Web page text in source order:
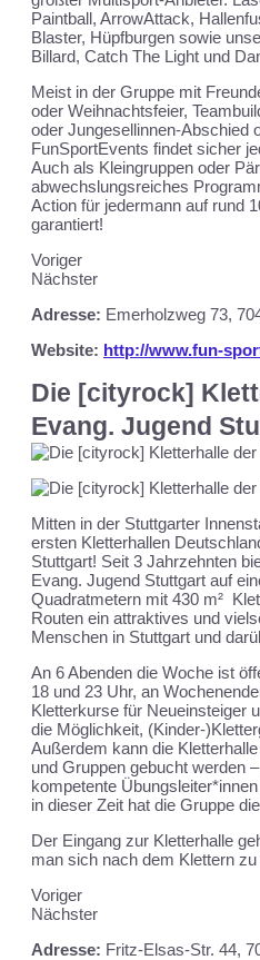
Paintball, ArrowAttack,
Blaster, Hüpfburgen sowie
Billard, Catch The Light und
Meist in der Gruppe mit
oder Weihnachtsfeier,
oder Jungesellinnen-Abschied
FunSportEvents findet sicher
Auch als Kleingruppen oder
abwechslungsreiches
Action für jedermann auf rund
garantiert!
Voriger
Nächster
Adresse: Emerholzweg 73,
Website: http://www.fun-
Die [cityrock]
Evang. Jugend
Mitten in der Stuttgarter
ersten Kletterhallen
Stuttgart! Seit 3 Jahrzehnten
Evang. Jugend Stuttgart auf
Quadratmetern mit 430 m²
Routen ein attraktives und
Menschen in Stuttgart und
An 6 Abenden die Woche ist
18 und 23 Uhr, an
Kletterkurse für Neueinsteiger
die Möglichkeit, (Kinder-
Außerdem kann die
und Gruppen gebucht werden
kompetente
in dieser Zeit hat die Gruppe
Der Eingang zur Kletterhalle
man sich nach dem Klettern
Voriger
Nächster
Adresse: Fritz-Elsas-Str. 44,